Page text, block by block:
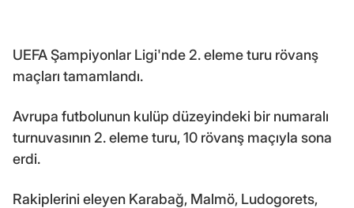
UEFA Şampiyonlar Ligi'nde 2. eleme turu rövanş
maçları tamamlandı.
Avrupa futbolunun kulüp düzeyindeki bir numaralı
turnuvasının 2. eleme turu, 10 rövanş maçıyla sona
erdi.
Rakiplerini eleyen Karabağ, Malmö, Ludogorets,